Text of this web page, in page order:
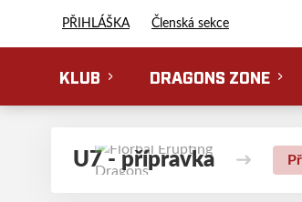
PŘIHLÁŠKA Členská sekce
KLUB DRAGONS ZONE
U7 - přípravka